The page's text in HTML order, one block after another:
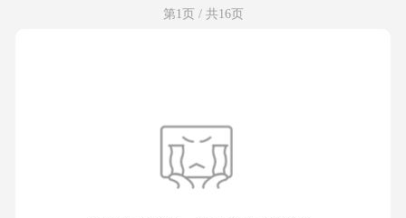
第1页 / 共16页